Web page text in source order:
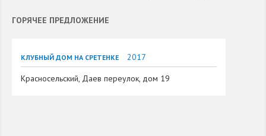
ГОРЯЧЕЕ ПРЕДЛОЖЕНИЕ
КЛУБНЫЙ ДОМ НА СРЕТЕНКЕ
2017
Красносельский, Даев переулок, дом 19